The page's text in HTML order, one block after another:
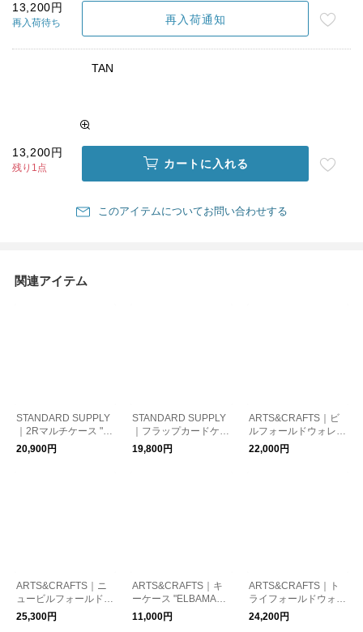
13,200円
再入荷待ち 再入荷通知
TAN
13,200円
残り1点 カートに入れる
このアイテムについてお問い合わせする
関連アイテム
STANDARD SUPPLY
｜2Rマルチケース "P
AL" 2R MULTI CASE
スタンダードサプライ
20,900円
STANDARD SUPPLY
｜フラップカードケー
ス "GRACE" FLAP CA
RD CASE スタンダー
19,800円
ARTS&CRAFTS｜ビ
ルフォールドウォレッ
ト "ELBAMATT ACC"
BILLFOLD WALLET
22,000円
ARTS&CRAFTS｜ニ
ュービルフォールドケ
ース "ELBAMATT AC
C" NEW BILLFOLD C
25,300円
ARTS&CRAFTS｜キ
ーケース "ELBAMATT
ACC" KEY CASE アー
ツアンドクラフツ プ
11,000円
ARTS&CRAFTS｜ト
ライフォールドウォレ
ット "ELBAMATT AC
C" TRIFOLD WALLET
24,200円